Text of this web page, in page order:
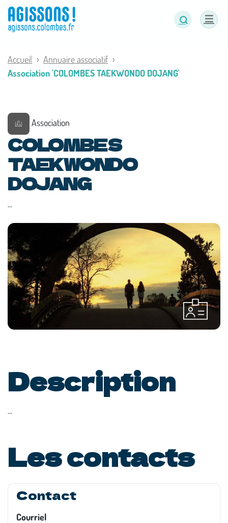
Accueil
Annuaire associatif
Association 'COLOMBES TAEKWONDO DOJANG'
Association
COLOMBES
TAEKWONDO
DOJANG
...
Description
...
Les contacts
Contact
Courriel
Panneau de gestion des cookies